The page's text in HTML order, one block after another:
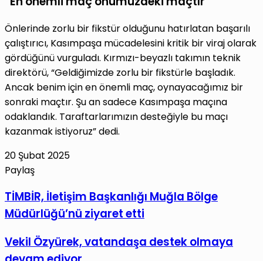
Önlerinde zorlu bir fikstür olduğunu hatırlatan başarılı
çalıştırıcı, Kasımpaşa mücadelesini kritik bir viraj olarak
gördüğünü vurguladı. Kırmızı-beyazlı takımın teknik
direktörü, “Geldiğimizde zorlu bir fikstürle başladık.
Ancak benim için en önemli maç, oynayacağımız bir
sonraki maçtır. Şu an sadece Kasımpaşa maçına
odaklandık. Taraftarlarımızın desteğiyle bu maçı
kazanmak istiyoruz” dedi.
20 Şubat 2025
Paylaş
Posta
ile
TİMBİR,
İletişim
Muğla
Bölge
TİMBİR, İletişim Başkanlığı Muğla Bölge
Müdürlüğü’nü ziyaret etti
Vekil
Özyürek,
Vekil Özyürek, vatandaşa destek olmaya